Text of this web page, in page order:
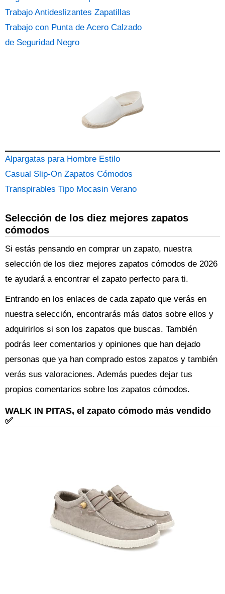
Trabajo Antideslizantes Zapatillas
Trabajo con Punta de Acero Calzado
de Seguridad Negro
Alpargatas para Hombre Estilo
Casual Slip-On Zapatos Cómodos
Transpirables Tipo Mocasin Verano
Selección de los diez mejores zapatos
cómodos
Si estás pensando en comprar un zapato, nuestra
selección de los diez mejores zapatos cómodos de 2026
te ayudará a encontrar el zapato perfecto para ti.
Entrando en los enlaces de cada zapato que verás en
nuestra selección, encontrarás más datos sobre ellos y
adquirirlos si son los zapatos que buscas. También
podrás leer comentarios y opiniones que han dejado
personas que ya han comprado estos zapatos y también
verás sus valoraciones. Además puedes dejar tus
propios comentarios sobre los zapatos cómodos.
WALK IN PITAS, el zapato cómodo más vendido
✅